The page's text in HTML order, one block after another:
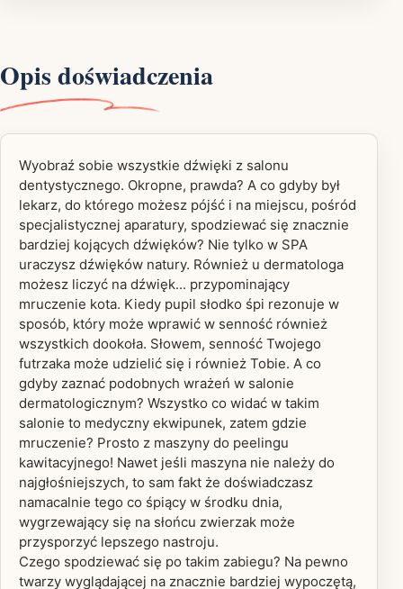
Opis doświadczenia
Wyobraź sobie wszystkie dźwięki z salonu
dentystycznego. Okropne, prawda? A co gdyby był
lekarz, do którego możesz pójść i na miejscu, pośród
specjalistycznej aparatury, spodziewać się znacznie
bardziej kojących dźwięków? Nie tylko w SPA
uraczysz dźwięków natury. Również u dermatologa
możesz liczyć na dźwięk... przypominający
mruczenie kota. Kiedy pupil słodko śpi rezonuje w
sposób, który może wprawić w senność również
wszystkich dookoła. Słowem, senność Twojego
futrzaka może udzielić się i również Tobie. A co
gdyby zaznać podobnych wrażeń w salonie
dermatologicznym? Wszystko co widać w takim
salonie to medyczny ekwipunek, zatem gdzie
mruczenie? Prosto z maszyny do peelingu
kawitacyjnego! Nawet jeśli maszyna nie należy do
najgłośniejszych, to sam fakt że doświadczasz
namacalnie tego co śpiący w środku dnia,
wygrzewający się na słońcu zwierzak może
przysporzyć lepszego nastroju.
Czego spodziewać się po takim zabiegu? Na pewno
twarzy wyglądającej na znacznie bardziej wypoczętą,